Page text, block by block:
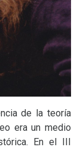
de la teoría
era un medio
En el III